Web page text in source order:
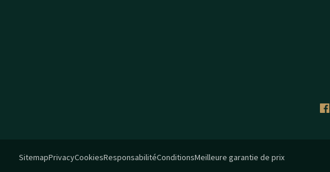
SitemapPrivacyCookiesResponsabilitéConditionsMeilleure garantie de prix